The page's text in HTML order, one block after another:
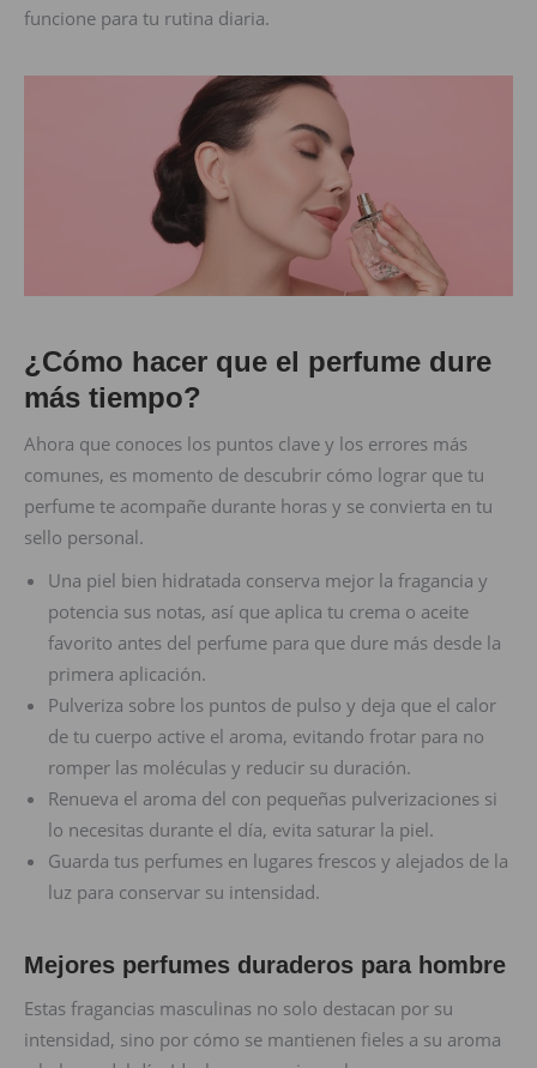
funcione para tu rutina diaria.
¿Cómo hacer que el perfume dure
más tiempo?
Ahora que conoces los puntos clave y los errores más
comunes, es momento de descubrir cómo lograr que tu
perfume te acompañe durante horas y se convierta en tu
sello personal.
Una piel bien hidratada conserva mejor la fragancia y
potencia sus notas, así que aplica tu crema o aceite
favorito antes del perfume para que dure más desde la
primera aplicación.
Pulveriza sobre los puntos de pulso y deja que el calor
de tu cuerpo active el aroma, evitando frotar para no
romper las moléculas y reducir su duración.
Renueva el aroma del con pequeñas pulverizaciones si
lo necesitas durante el día, evita saturar la piel.
Guarda tus perfumes en lugares frescos y alejados de la
luz para conservar su intensidad.
Mejores perfumes duraderos para hombre
Estas fragancias masculinas no solo destacan por su
intensidad, sino por cómo se mantienen fieles a su aroma